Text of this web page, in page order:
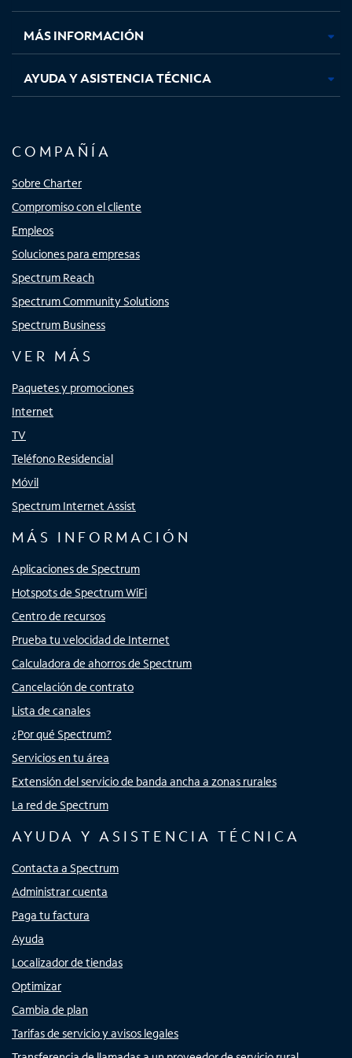
nuevanuevanuevanueva
MÁS INFORMACIÓN
AYUDA Y ASISTENCIA TÉCNICA
COMPAÑÍA
Sobre Charter
Compromiso con el cliente
Empleos
Soluciones para empresas
Spectrum Reach
Spectrum Community Solutions
Spectrum Business
VER MÁS
Paquetes y promociones
Internet
TV
Teléfono Residencial
Móvil
Spectrum Internet Assist
MÁS INFORMACIÓN
Aplicaciones de Spectrum
Hotspots de Spectrum WiFi
Centro de recursos
Prueba tu velocidad de Internet
Calculadora de ahorros de Spectrum
Cancelación de contrato
Lista de canales
¿Por qué Spectrum?
Servicios en tu área
Extensión del servicio de banda ancha a zonas rurales
La red de Spectrum
AYUDA Y ASISTENCIA TÉCNICA
Contacta a Spectrum
Administrar cuenta
Paga tu factura
Ayuda
Localizador de tiendas
Optimizar
Cambia de plan
Tarifas de servicio y avisos legales